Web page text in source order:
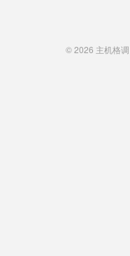
© 2026 主机格调